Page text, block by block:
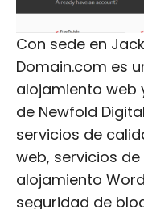
Con sede en
Domain.com es
alojamiento web
de Newfold
servicios de
web, servicios
alojamiento
seguridad de